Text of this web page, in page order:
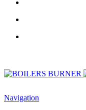
Navigation